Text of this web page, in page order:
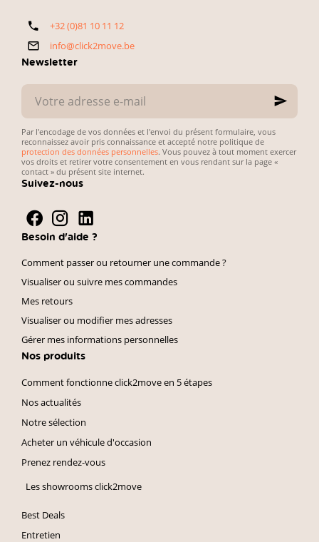
directe et
simplicité des
démarches
Newsletter
Votre
adresse
e-
mail
Par l'encodage de vos données et l'envoi du présent formulaire, vous
reconnaissez avoir pris connaissance et accepté notre politique de
protection des données personnelles. Vous pouvez à tout moment exercer
vos droits et retirer votre consentement en vous rendant sur la page «
contact » du présent site internet.
+32 (0)81 10 11 12
info@click2move.be
Suivez-nous
Besoin d'aide ?
Comment passer ou retourner une commande ?
Visualiser ou suivre mes commandes
Mes retours
Visualiser ou modifier mes adresses
Gérer mes informations personnelles
Nos produits
Comment fonctionne click2move en 5 étapes
Nos actualités
Notre sélection
Acheter un véhicule d'occasion
Prenez rendez-vous
Les showrooms click2move
Best Deals
Entretien